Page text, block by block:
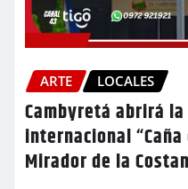
ARTE LOCALES
Cambyretá abrirá
internacional “Caña
Mirador de la